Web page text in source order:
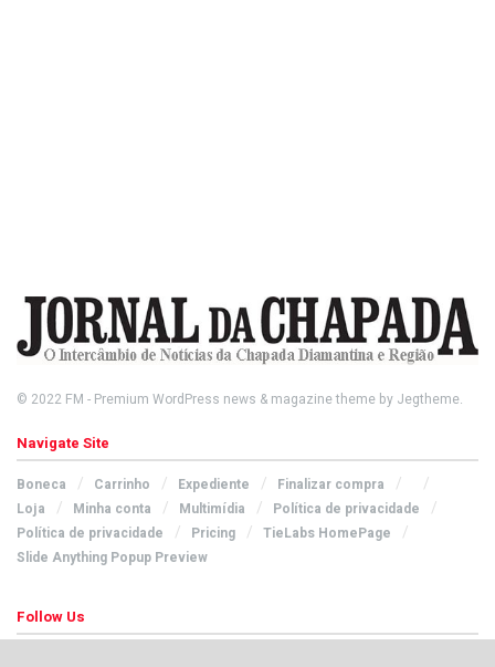
© 2022 FM - Premium WordPress news & magazine theme by Jegtheme.
Navigate Site
Boneca Carrinho Expediente
Finalizar compra
Loja
Minha conta Multimídia
Política de privacidade
Política de privacidade
Pricing
TieLabs HomePage
Slide Anything Popup Preview
Follow Us